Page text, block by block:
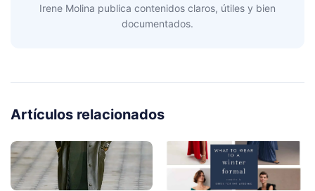
Irene Molina publica contenidos claros, útiles y bien
documentados.
Artículos relacionados